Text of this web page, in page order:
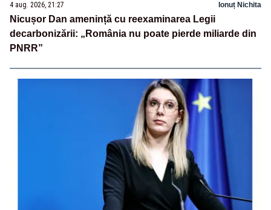
4 aug. 2026, 21:27 Ionuț Nichita
Nicușor Dan amenință cu reexaminarea Legii
decarbonizării: „România nu poate pierde miliarde din
PNRR”